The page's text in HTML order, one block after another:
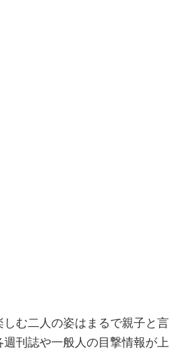
む二人の姿はまるで親子と言
刊誌や一般人の目撃情報が上